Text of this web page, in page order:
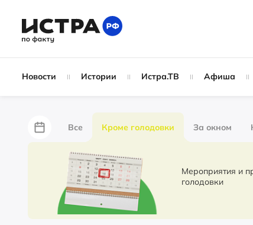
Новости Истории Истра.ТВ Афиша
Все Кроме голодовки За окном
За забором Не по лжи!
Партнёрский материал Народные новости
Мероприятия и праздники.
голодовки